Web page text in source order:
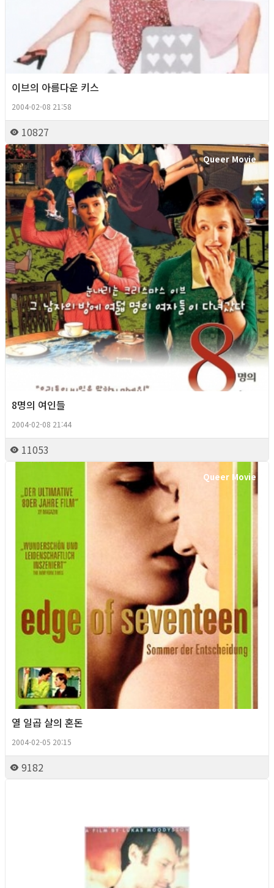
이브의 아름다운 키스
2004-02-08 21:58
10827
Queer Movie
8명의 여인들
2004-02-08 21:44
11053
Queer Movie
열 일곱 살의 혼돈
2004-02-05 20:15
9182